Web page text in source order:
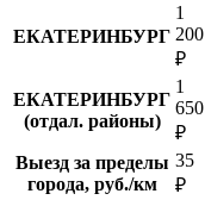
ЕКАТЕРИНБУРГ
1
200
₽
ЕКАТЕРИНБУРГ
(отдал. районы)
1
650
₽
Выезд за пределы
города, руб./км
35
₽